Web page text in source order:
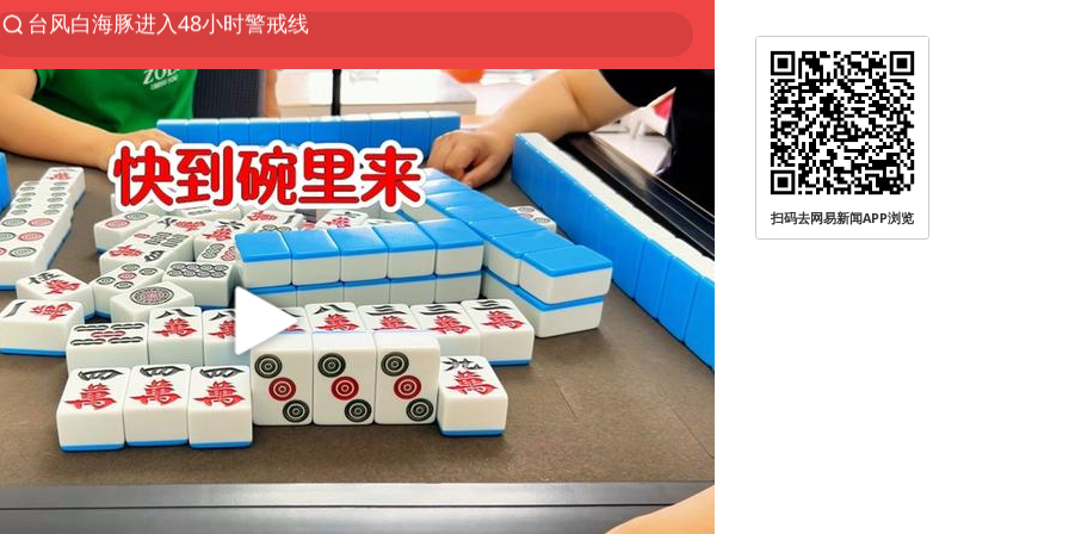
以“新”破局 首发经济点亮城市消费活力
中方回应是否在太平洋海底开采稀土
宇树科技发行价格150.80元/股
外交部发言人就广岛核爆81周年等答记者问
吉林一“温度计大楼”读数爆表
台风白海豚影响中国已成定局
我国编制完成新版全月地质图
中国五箭齐发反制美国
女子利用漏洞0元薅走3000多件家电
27岁女子成组织卖淫集团主犯被通缉
泰国一女公务员妆容引争议 本人回应
扫码去网易新闻APP浏览